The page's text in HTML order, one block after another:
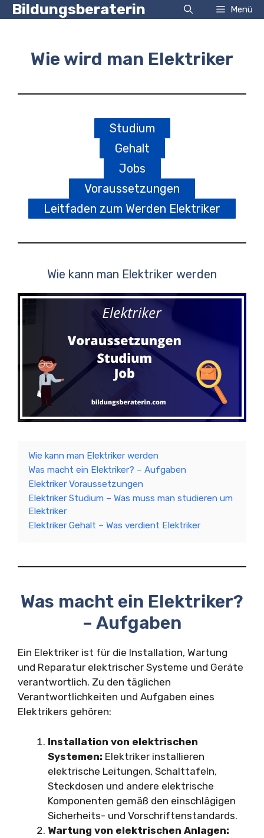
Zum
Inhalt
Bildungsberaterin Menü
Wie wird man Elektriker
Studium
Gehalt
Jobs
Voraussetzungen
Leitfaden zum Werden Elektriker
Wie kann man Elektriker werden
Wie kann man Elektriker werden
Was macht ein Elektriker? – Aufgaben
Elektriker Voraussetzungen
Elektriker Studium – Was muss man studieren um
Elektriker
Elektriker Gehalt – Was verdient Elektriker
Was macht ein Elektriker?
– Aufgaben
Ein Elektriker ist für die Installation, Wartung
und Reparatur elektrischer Systeme und Geräte
verantwortlich. Zu den täglichen
Verantwortlichkeiten und Aufgaben eines
Elektrikers gehören:
Installation von elektrischen
Systemen: Elektriker installieren
elektrische Leitungen, Schalttafeln,
Steckdosen und andere elektrische
Komponenten gemäß den einschlägigen
Sicherheits- und Vorschriftenstandards.
Wartung von elektrischen Anlagen: